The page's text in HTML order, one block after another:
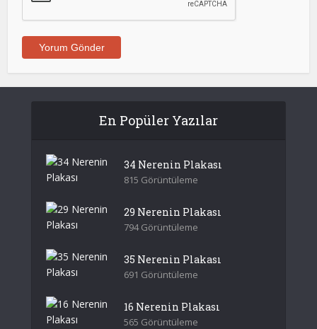
En Popüler Yazılar
34 Nerenin Plakası
815 Görüntüleme
29 Nerenin Plakası
794 Görüntüleme
35 Nerenin Plakası
691 Görüntüleme
16 Nerenin Plakası
565 Görüntüleme